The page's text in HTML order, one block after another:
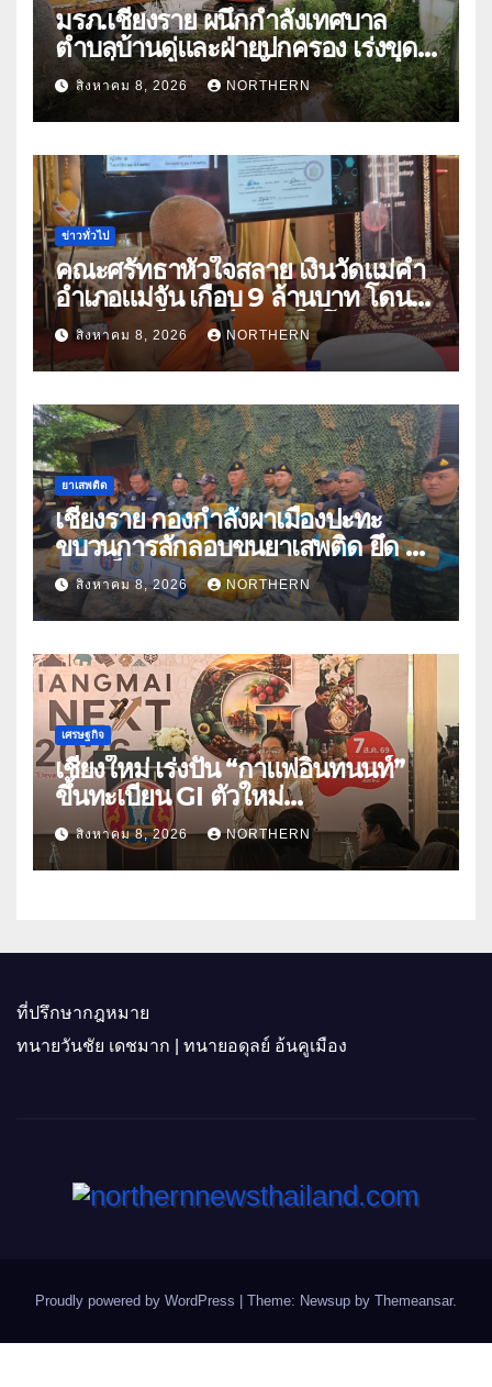
มรภ.เชียงราย ผนึกกำลังเทศบาล
ตำบลบ้านดู่และฝ่ายปกครอง เร่งขุด
ลอกสิ่งกีดขวางทางน้ำ ป้องกันและลด
ปัญหาน้ำท่วม
สิงหาคม 8, 2026 NORTHERN
ข่าวทั่วไป
คณะศรัทธาหัวใจสลาย เงินวัดแม่คำ
อำเภอแม่จัน เกือบ 9 ล้านบาท โดน
แก๊งคอลเซ็นเตอร์หลอกให้โอนข้าม
ปีกว่า 66 บัญชี
สิงหาคม 8, 2026 NORTHERN
ยาเสพติด
เชียงราย กองกำลังผาเมืองปะทะ
ขบวนการลักลอบขนยาเสพติด ยึด 2
ล้านเม็ด
สิงหาคม 8, 2026 NORTHERN
เศรษฐกิจ
เชียงใหม่ เร่งปั้น “กาแฟอินทนนท์”
ขึ้นทะเบียน GI ตัวใหม่
“CHIANGMAI GI NEXT 2026”
ติดอาวุธผู้ประกอบการ 100 ราย ดัน
สินค้าอัตลักษณ์สู่ตลาดพรีเมียม
สิงหาคม 8, 2026 NORTHERN
ที่ปรึกษากฎหมาย
ทนายวันชัย เดชมาก | ทนายอดุลย์ อ้นคูเมือง
Proudly powered by WordPress | Theme: Newsup by Themeansar.